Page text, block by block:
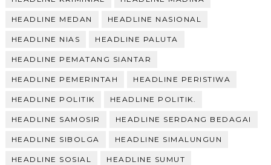
HEADLINE MEDAN HEADLINE NASIONAL
HEADLINE NIAS HEADLINE PALUTA
HEADLINE PEMATANG SIANTAR
HEADLINE PEMERINTAH HEADLINE PERISTIWA
HEADLINE POLITIK HEADLINE POLITIK.
HEADLINE SAMOSIR HEADLINE SERDANG BEDAGAI
HEADLINE SIBOLGA HEADLINE SIMALUNGUN
HEADLINE SOSIAL HEADLINE SUMUT